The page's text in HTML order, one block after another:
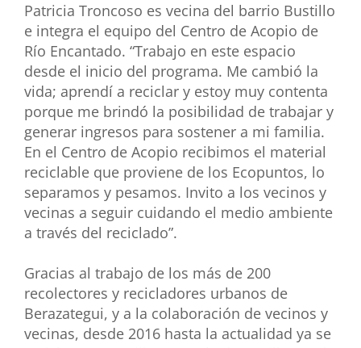
Patricia Troncoso es vecina del barrio Bustillo
e integra el equipo del Centro de Acopio de
Río Encantado. “Trabajo en este espacio
desde el inicio del programa. Me cambió la
vida; aprendí a reciclar y estoy muy contenta
porque me brindó la posibilidad de trabajar y
generar ingresos para sostener a mi familia.
En el Centro de Acopio recibimos el material
reciclable que proviene de los Ecopuntos, lo
separamos y pesamos. Invito a los vecinos y
vecinas a seguir cuidando el medio ambiente
a través del reciclado”.
Gracias al trabajo de los más de 200
recolectores y recicladores urbanos de
Berazategui, y a la colaboración de vecinos y
vecinas, desde 2016 hasta la actualidad ya se